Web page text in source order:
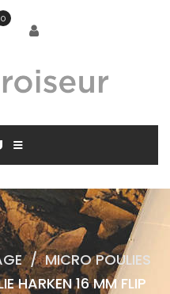
0
≡
/ MICRO POULIES
HARKEN 16 MM FLIP